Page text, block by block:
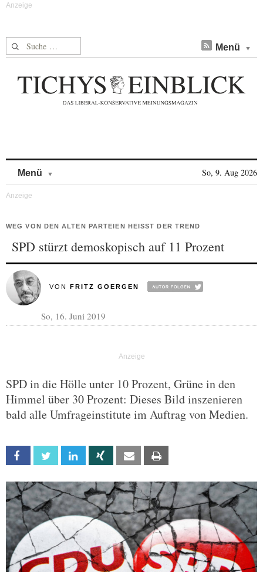
Suche nach: Menü
Menü So, 9. Aug 2026
WEG VON DEN ALTEN PARTEIEN HEISST DER TREND
SPD stürzt demoskopisch auf 11 Prozent
VON FRITZ GOERGEN
So, 16. Juni 2019
SPD in die Hölle unter 10 Prozent, Grüne in den
Himmel über 30 Prozent: Dieses Bild inszenieren
bald alle Umfrageinstitute im Auftrag von Medien.
Facebook Twitter Linkedin Xing Email